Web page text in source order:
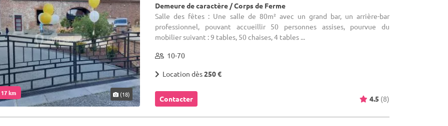
km (18)
Demeure de caractère / Corps de Ferme
Salle des fêtes : Une salle de 80m² avec un grand bar, un arrière-bar
professionnel, pouvant accueillir 50 personnes assises, pourvue du
mobilier suivant : 9 tables, 50 chaises, 4 tables ...
10-70
Location dès250 €
Contacter 4.5 (8)